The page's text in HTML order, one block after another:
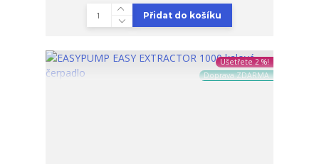
Přidat do košíku
Ušetřete 2 %!
Doprava ZDARMA